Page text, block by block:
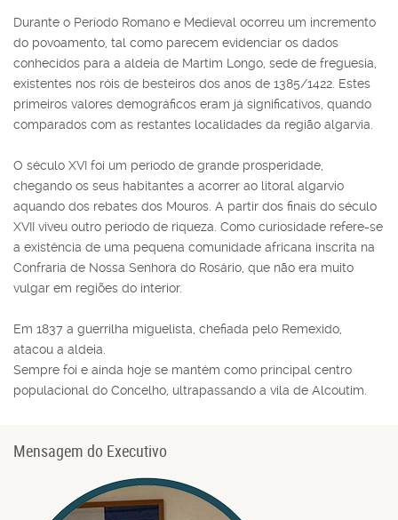
Durante o Período Romano e Medieval ocorreu um incremento
do povoamento, tal como parecem evidenciar os dados
conhecidos para a aldeia de Martim Longo, sede de freguesia,
existentes nos róis de besteiros dos anos de 1385/1422. Estes
primeiros valores demográficos eram já significativos, quando
comparados com as restantes localidades da região algarvia.
O século XVI foi um período de grande prosperidade,
chegando os seus habitantes a acorrer ao litoral algarvio
aquando dos rebates dos Mouros. A partir dos finais do século
XVII viveu outro período de riqueza. Como curiosidade refere-se
a existência de uma pequena comunidade africana inscrita na
Confraria de Nossa Senhora do Rosário, que não era muito
vulgar em regiões do interior.
Em 1837 a guerrilha miguelista, chefiada pelo Remexido,
atacou a aldeia.
Sempre foi e ainda hoje se mantém como principal centro
populacional do Concelho, ultrapassando a vila de Alcoutim.
Mensagem do Executivo